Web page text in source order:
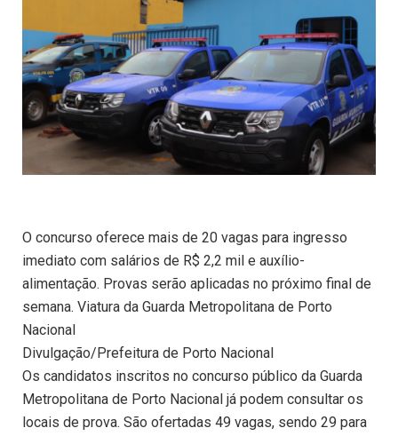
O concurso oferece mais de 20 vagas para ingresso
imediato com salários de R$ 2,2 mil e auxílio-
alimentação. Provas serão aplicadas no próximo final de
semana. Viatura da Guarda Metropolitana de Porto
Nacional
Divulgação/Prefeitura de Porto Nacional
Os candidatos inscritos no concurso público da Guarda
Metropolitana de Porto Nacional já podem consultar os
locais de prova. São ofertadas 49 vagas, sendo 29 para